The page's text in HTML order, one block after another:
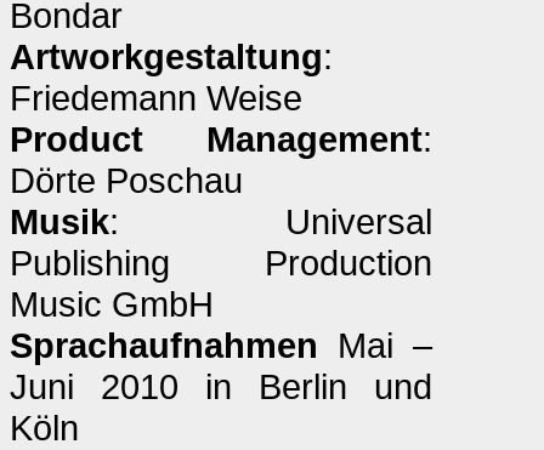
Bondar
Artworkgestaltung:
Friedemann Weise
Product Management:
Dörte Poschau
Musik: Universal
Publishing Production
Music GmbH
Sprachaufnahmen Mai –
Juni 2010 in Berlin und
Köln